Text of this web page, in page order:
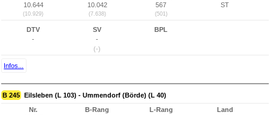
10.644
(10.929)
10.042
(7.638)
567
(501)
ST
DTV
-
SV
-
(-)
BPL
Infos...
B 245 Eilsleben (L 103) - Ummendorf (Börde) (L 40)
Nr.
B-Rang
L-Rang
Land